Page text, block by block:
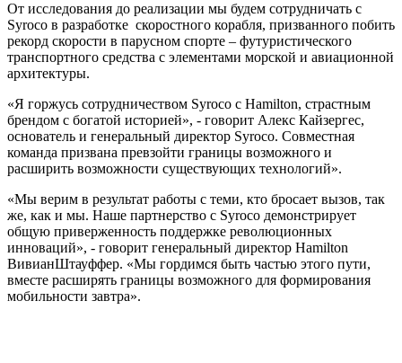
От исследования до реализации мы будем сотрудничать с
Syroco в разработке скоростного корабля, призванного побить
рекорд скорости в парусном спорте – футуристического
транспортного средства с элементами морской и авиационной
архитектуры.
«Я горжусь сотрудничеством Syroco с Hamilton, страстным
брендом с богатой историей», - говорит Алекс Кайзергес,
основатель и генеральный директор Syroco. Совместная
команда призвана превзойти границы возможного и
расширить возможности существующих технологий».
«Мы верим в результат работы с теми, кто бросает вызов, так
же, как и мы. Наше партнерство с Syroco демонстрирует
общую приверженность поддержке революционных
инноваций», - говорит генеральный директор Hamilton
ВивианШтауффер. «Мы гордимся быть частью этого пути,
вместе расширять границы возможного для формирования
мобильности завтра».